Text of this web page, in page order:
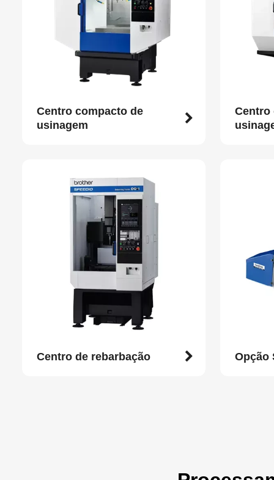
Centro compacto de
usinagem
Centro
Centro de rebarbação Opção